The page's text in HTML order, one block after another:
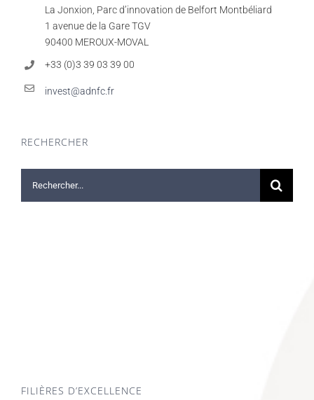
La Jonxion, Parc d’innovation de Belfort Montbéliard
1 avenue de la Gare TGV
90400 MEROUX-MOVAL
+33 (0)3 39 03 39 00
invest@adnfc.fr
RECHERCHER
Rechercher:
FILIÈRES D’EXCELLENCE